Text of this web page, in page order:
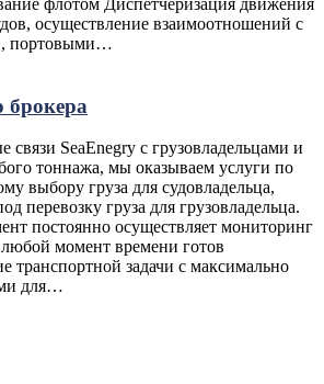
флотом Диспетчеризация движения
осуществление взаимоотношений с
портовыми…
брокера
связи SeaEnegry с грузовладельцами и
тоннажа, мы оказываем услуги по
выбору груза для судовладельца,
перевозку груза для грузовладельца.
постоянно осуществляет мониторинг
момент времени готов
транспортной задачи с максимально
для…